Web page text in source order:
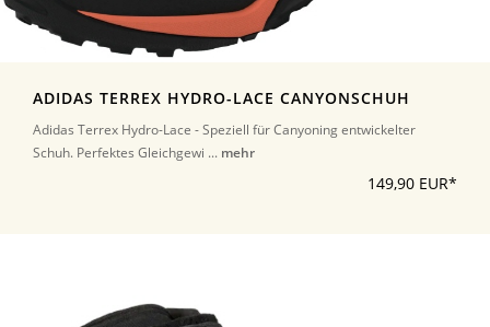
ADIDAS TERREX HYDRO-LACE CANYONSCHUH
Adidas Terrex Hydro-Lace - Speziell für Canyoning entwickelter
Schuh. Perfektes Gleichgewi ... mehr
149,90 EUR*